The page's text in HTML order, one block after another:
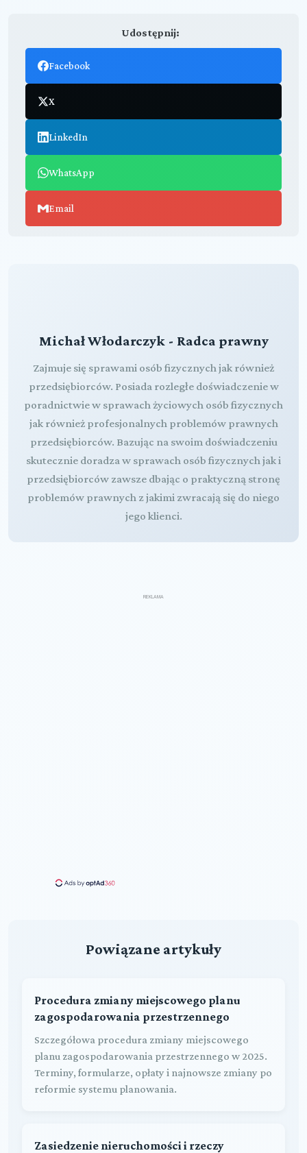
Udostępnij:
Facebook
X
LinkedIn
WhatsApp
Email
Michał Włodarczyk - Radca prawny
Zajmuje się sprawami osób fizycznych jak również
przedsiębiorców. Posiada rozległe doświadczenie w
poradnictwie w sprawach życiowych osób fizycznych
jak również profesjonalnych problemów prawnych
przedsiębiorców. Bazując na swoim doświadczeniu
skutecznie doradza w sprawach osób fizycznych jak i
przedsiębiorców zawsze dbając o praktyczną stronę
problemów prawnych z jakimi zwracają się do niego
jego klienci.
REKLAMA
Powiązane artykuły
Procedura zmiany miejscowego planu
zagospodarowania przestrzennego
Szczegółowa procedura zmiany miejscowego
planu zagospodarowania przestrzennego w 2025.
Terminy, formularze, opłaty i najnowsze zmiany po
reformie systemu planowania.
Zasiedzenie nieruchomości i rzeczy